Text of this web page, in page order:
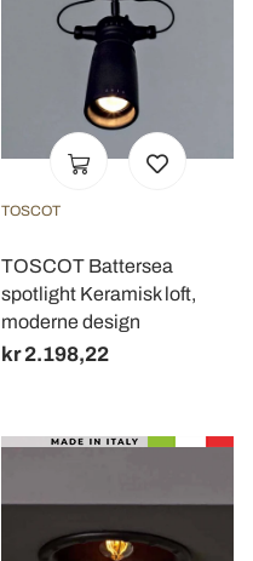
TOSCOT
TOSCOT Battersea
spotlight Keramisk loft,
moderne design
kr 2.198,22